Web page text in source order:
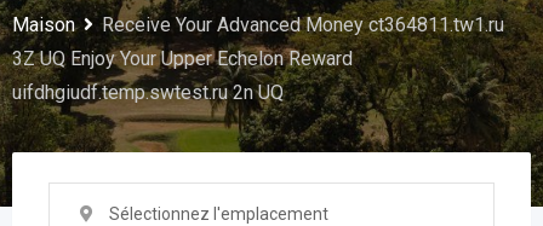
Maison
Receive Your Advanced Money ct364811.tw1.ru
3Z UQ Enjoy Your Upper Echelon Reward
uifdhgiudf.temp.swtest.ru 2n UQ
Sélectionnez l'emplacement